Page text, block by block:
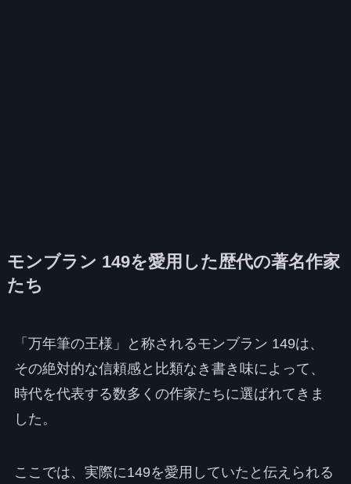
モンブラン 149を愛用した歴代の著名作家
たち
「万年筆の王様」と称されるモンブラン 149は、
その絶対的な信頼感と比類なき書き味によって、
時代を代表する数多くの作家たちに選ばれてきま
した。
ここでは、実際に149を愛用していたと伝えられる